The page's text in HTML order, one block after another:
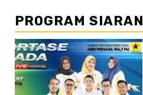
PROGRAM SIARAN
//2